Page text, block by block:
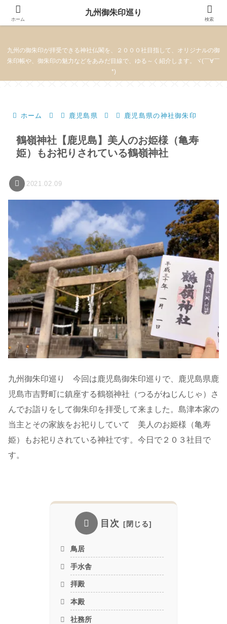
九州御朱印巡り
九州の御朱印が拝受できる神社仏閣を、２０００社目指して、オリジナルの御
朱印帳や、御朱印の魅力などをあみだ目線で、ゆる～く紹介します。ヾ(￣∀￣
*)
ホーム 鹿児島県 鹿児島県の神社御朱印
鶴嶺神社【鹿児島】美人のお姫様（亀寿
姫）もお祀りされている鶴嶺神社
2021.02.09
九州御朱印巡り 今回は鹿児島御朱印巡りで、鹿児島県鹿
児島市吉野町に鎮座する鶴嶺神社（つるがねじんじゃ）さ
んでお詣りをして御朱印を拝受して来ました。島津本家の
当主とその家族をお祀りしていて 美人のお姫様（亀寿
姫）もお祀りされている神社です。今日で２０３社目で
す。
目次
鳥居
手水舎
拝殿
本殿
社務所
ホーム
九州御朱印巡り
検索